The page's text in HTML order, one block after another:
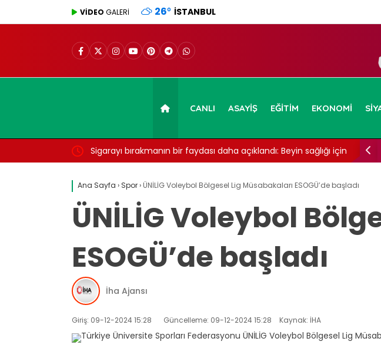
VİDEO GALERİ 26° İSTANBUL
CANLI ASAYIŞ EĞITIM EKONOMI
Sigarayı bırakmanın bir faydası daha açıklandı: Beyin sağlığı için
Ana Sayfa › Spor› ÜNİLİG Voleybol Bölgesel Lig Müsabakaları ESOGÜ’de başladı
ÜNİLİG Voleybol
ESOGÜ’de başladı
İha Ajansı
Giriş: 09-12-2024 15:28 Güncelleme: 09-12-2024 15:28 Kaynak: İHA